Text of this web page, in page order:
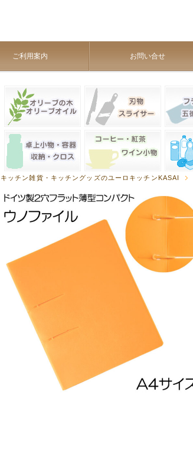
ご利用案内 お問い合せ
キッチン雑貨・キッチングッズのユーロキッチンKASAI